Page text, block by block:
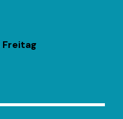
Freitag